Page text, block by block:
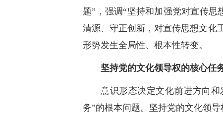
题”，强调“坚持和加强党对宣传
清源、守正创新，对宣传思想文化
形势发生全局性、根本性转变。
坚持党的文化领导权的核心任
意识形态决定文化前进方向
务”的根本问题。坚持党的文化领